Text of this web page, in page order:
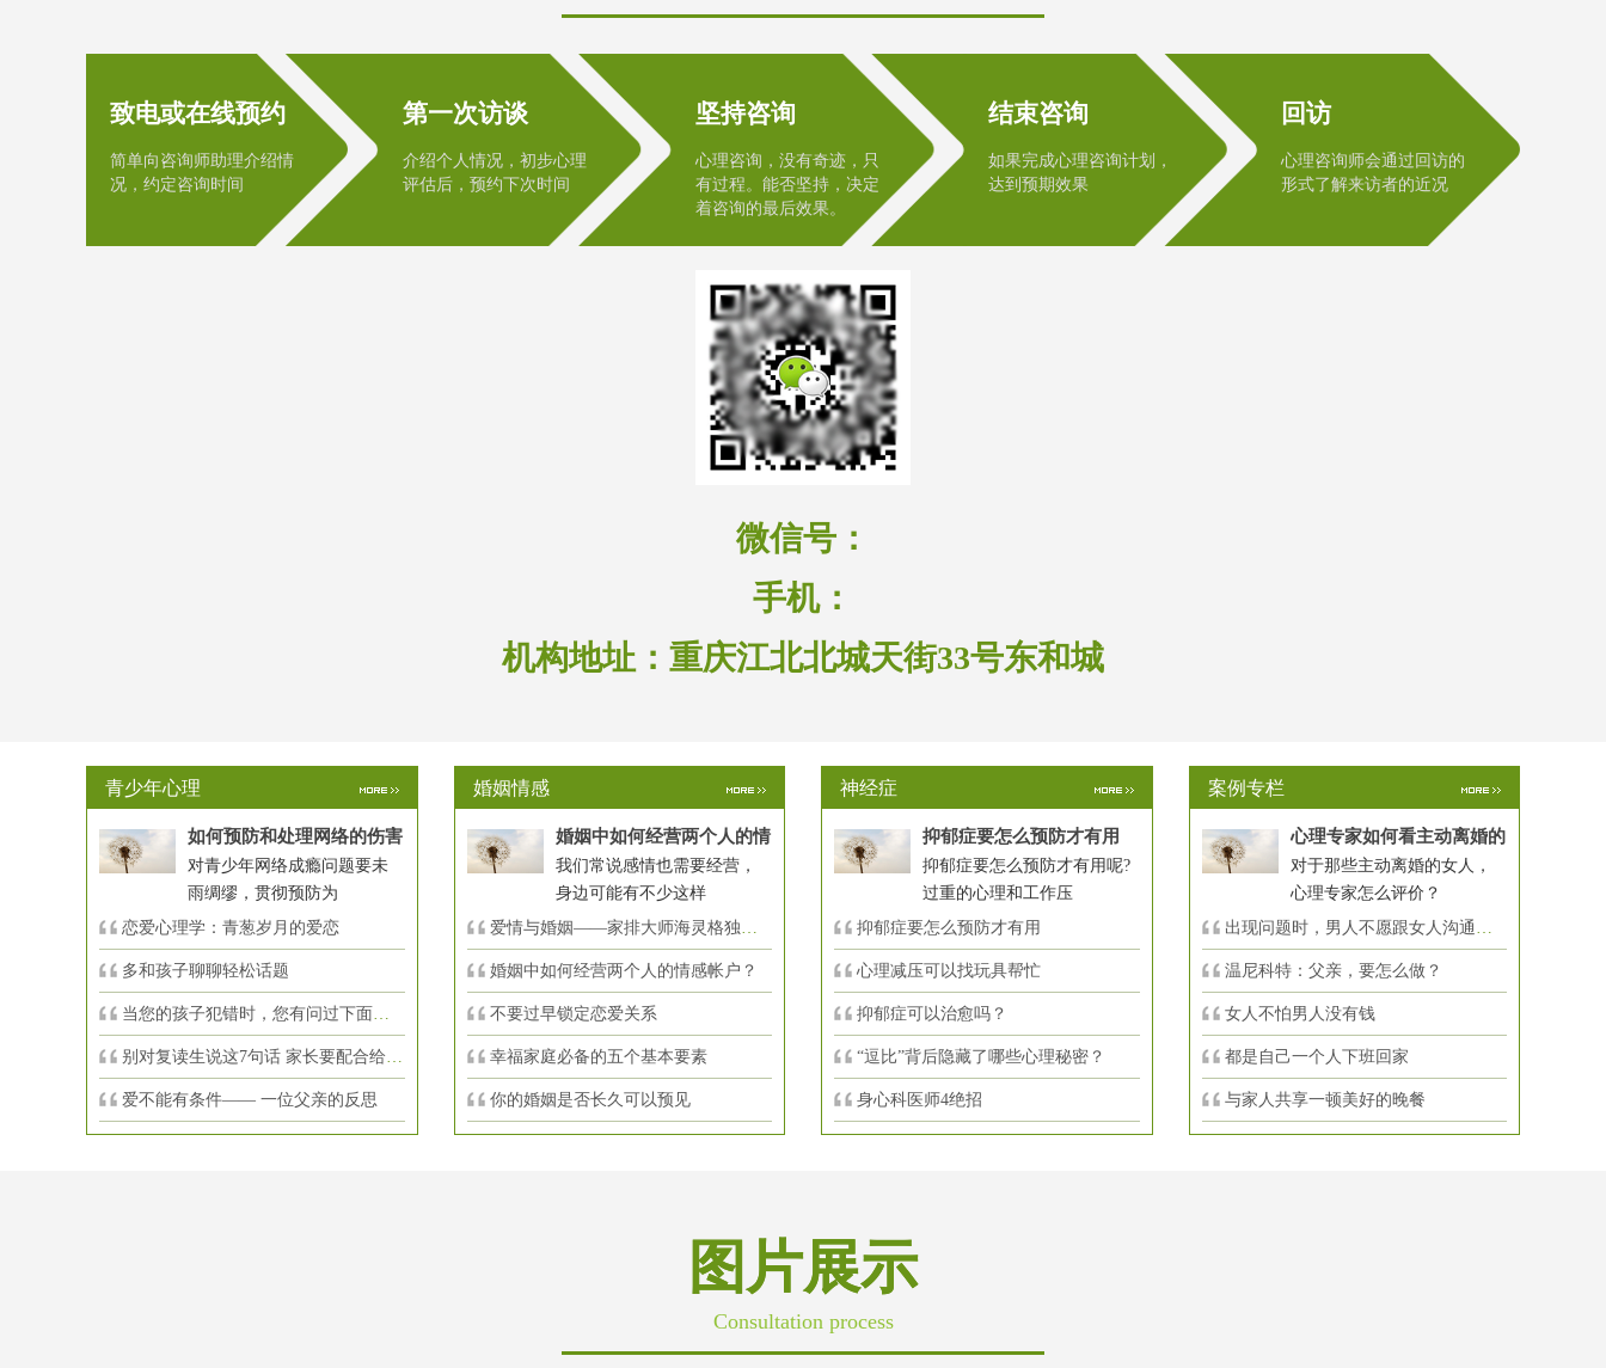
致电或在线预约
简单向咨询师助理介绍情
况，约定咨询时间
第一次访谈
介绍个人情况，初步心理
评估后，预约下次时间
坚持咨询
心理咨询，没有奇迹，只
有过程。能否坚持，决定
着咨询的最后效果。
结束咨询
如果完成心理咨询计划，
达到预期效果
回访
心理咨询师会通过回访的
形式了解来访者的近况
微信号：
手机：
机构地址： 重庆江北北城天街33号东和城
青少年心理
如何预防和处理网络的伤害
对青少年网络成瘾问题要未
雨绸缪，贯彻预防为
恋爱心理学：青葱岁月的爱恋
多和孩子聊聊轻松话题
当您的孩子犯错时，您有问过下面的8个问
别对复读生说这7句话 家长要配合给＂高
爱不能有条件—— 一位父亲的反思
婚姻情感
婚姻中如何经营两个人的情
我们常说感情也需要经营，
身边可能有不少这样
爱情与婚姻——家排大师海灵格独到的见
婚姻中如何经营两个人的情感帐户？
不要过早锁定恋爱关系
幸福家庭必备的五个基本要素
你的婚姻是否长久可以预见
神经症
抑郁症要怎么预防才有用
抑郁症要怎么预防才有用呢?
过重的心理和工作压
抑郁症要怎么预防才有用
心理减压可以找玩具帮忙
抑郁症可以治愈吗？
“逗比”背后隐藏了哪些心理秘密？
身心科医师4绝招
案例专栏
心理专家如何看主动离婚的
对于那些主动离婚的女人，
心理专家怎么评价？
出现问题时，男人不愿跟女人沟通，怎么
温尼科特：父亲，要怎么做？
女人不怕男人没有钱
都是自己一个人下班回家
与家人共享一顿美好的晚餐
图片展示
Consultation process